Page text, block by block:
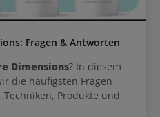
Fragen & Antworten
Dimensions? In diesem
die häufigsten Fragen
Produkte und